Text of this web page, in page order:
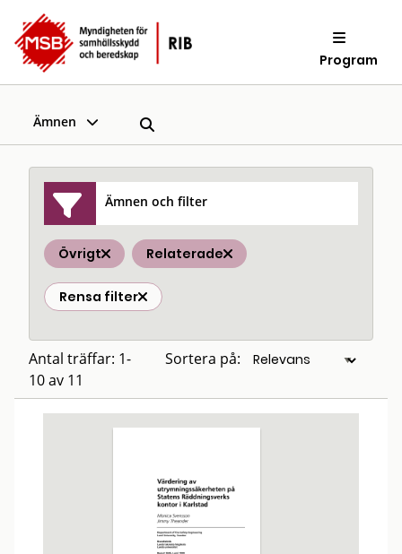
Program
Ämnen
Ämnen och filter
Övrigt Relaterade
Rensa filter
Antal träffar: 1-
10 av 11
Sortera på: